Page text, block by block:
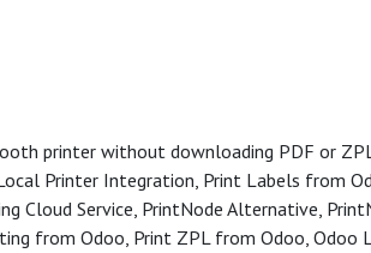
printer without downloading PDF or
Printer Integration, Print Labels from
Cloud Service, PrintNode Alternative,
from Odoo, Print ZPL from Odoo,